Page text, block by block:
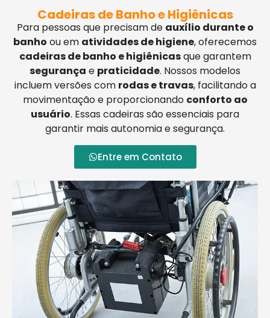
Cadeiras de Banho e Higiênicas
Para pessoas que precisam de auxílio durante o
banho ou em atividades de higiene, oferecemos
cadeiras de banho e higiênicasque garantem
segurança e praticidade. Nossos modelos
incluem versões com rodas e travas, facilitando a
movimentação e proporcionando conforto ao
usuário. Essas cadeiras são essenciais para
garantir mais autonomia e segurança.
Entre em Contato